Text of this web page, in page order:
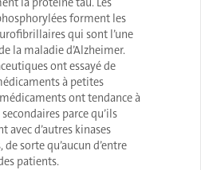
forment les
qui sont l’une
la maladie d’Alzheimer.
ont essayé de
à petites
ont tendance à
parce qu’ils
d’autres kinases
sorte qu’aucun d’entre
patients.